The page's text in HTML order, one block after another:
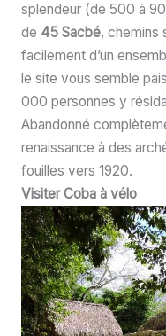
splendeur (de 500 à
de 45 Sacbé, chemins
facilement d’un
le site vous semble
000 personnes y
Abandonné
renaissance à des
fouilles vers 1920.
Visiter Coba à vélo